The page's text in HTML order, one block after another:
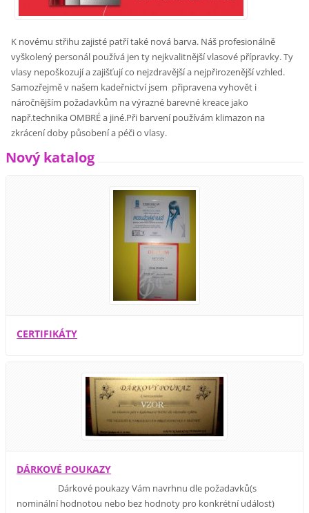
K novému střihu zajisté patří také nová barva. Náš profesionálně
vyškolený personál používá jen ty nejkvalitnější vlasové přípravky. Ty
vlasy nepoškozují a zajišťují co nejzdravější a nejpřirozenější vzhled.
Samozřejmě v našem kadeřnictví jsem připravena vyhovět i
náročnějším požadavkům na výrazné barevné kreace jako
např.technika OMBRÉ a jiné.Při barvení používám klimazon na
zkrácení doby působení a péči o vlasy.
Nový katalog
CERTIFIKÁTY
DÁRKOVÉ POUKAZY
Dárkové poukazy Vám navrhnu dle požadavků(s
nominální hodnotou nebo bez hodnoty pro konkrétní událost)